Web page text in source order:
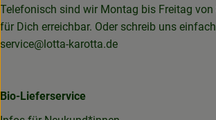
Telefonisch sind wir Montag bis Freitag von
für Dich erreichbar. Oder schreib uns
service@lotta-karotta.de
Bio-Lieferservice